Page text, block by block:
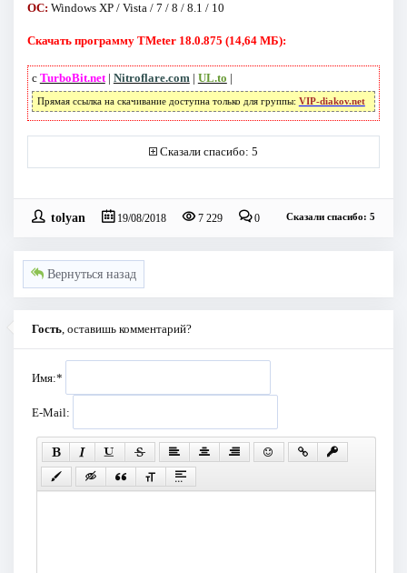
ОС: Windows XP / Vista / 7 / 8 / 8.1 / 10
Скачать программу TMeter 18.0.875 (14,64 МБ):
с TurboBit.net| Nitroflare.com| UL.to |
Прямая ссылка на скачивание доступна только для группы: VIP-diakov.net
Сказали спасибо: 5
tolyan 19/08/2018 7 229 0 Сказали спасибо: 5
Вернуться назад
Гость, оставишь комментарий?
Имя:*
E-Mail: